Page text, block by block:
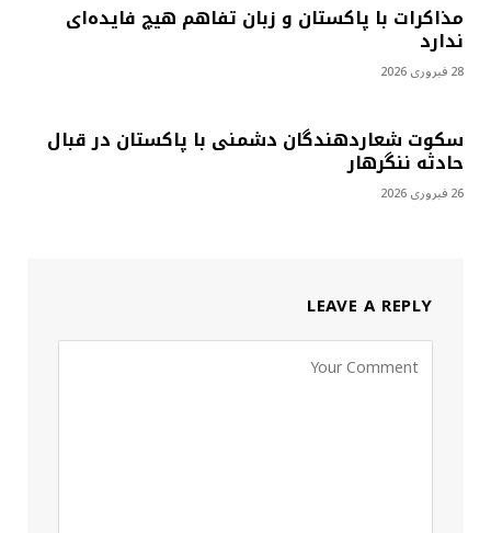
مذاکرات با پاکستان و زبان تفاهم هیچ فایده‌ای
ندارد
28 فبروری 2026
سکوت شعاردهندگان دشمنی با پاکستان در قبال
حادثه ننگرهار
26 فبروری 2026
LEAVE A REPLY